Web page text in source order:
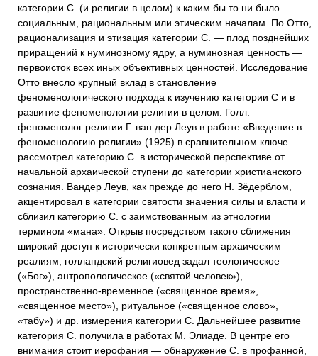
категории С. (и религии в целом) к каким бы то ни было
социальным, рациональным или этическим началам. По Отто,
рационализация и этизация категории С. — плод позднейших
приращений к нуминозному ядру, а нуминозная ценность —
первоисток всех иных объективных ценностей. Исследование
Отто внесло крупный вклад в становление
феноменологического подхода к изучению категории С и в
развитие феноменологии религии в целом. Голл.
феноменолог религии Г. ван дер Леув в работе «Введение в
феноменологию религии» (1925) в сравнительном ключе
рассмотрел категорию С. в исторической перспективе от
начальной архаической ступени до категории христианского
сознания. Вандер Леув, как прежде до него Н. Зёдерблом,
акцентировал в категории святости значения силы и власти и
сблизил категорию С. с заимствованным из этнологии
термином «мана». Открыв посредством такого сближения
широкий доступ к исторически конкретным архаическим
реалиям, голландский религиовед задал теологическое
(«Бог»), антропологическое («святой человек»),
пространственно-временное («священное время»,
«священное место»), ритуальное («священное слово»,
«табу») и др. измерения категории С. Дальнейшее развитие
категория С. получила в работах М. Элиаде. В центре его
внимания стоит иерофания — обнаружение С. в профанной,